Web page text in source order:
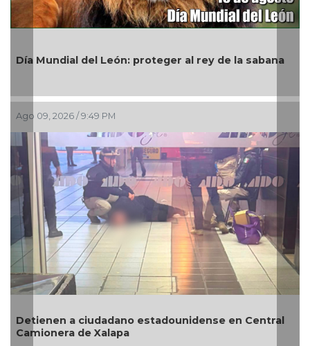
Conmemora Congreso Día Internacional de los
Pueblos Indígenas
Ago 09, 2026 / 3:01 PM
Revelan que Ángel Aguirre habría solicitado
desaparecer pruebas del caso Ayotzinapa porque
su sobrino “estaba al tanto”